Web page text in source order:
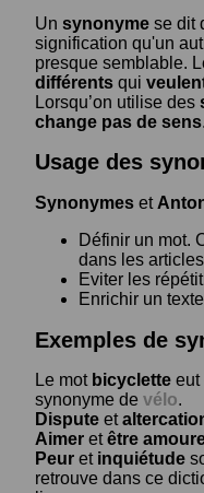
Un synonyme se dit
signification qu'un
presque semblable.
différents qui
Lorsqu’on utilise des
change pas de sens.
Usage des
Synonymes et
Définir un mot.
dans les
Eviter les
Enrichir un
Exemples de
Le mot bicyclette eut
synonyme de vélo.
Dispute et
Aimer etêtre
Peur et inquiétude
retrouve dans ce